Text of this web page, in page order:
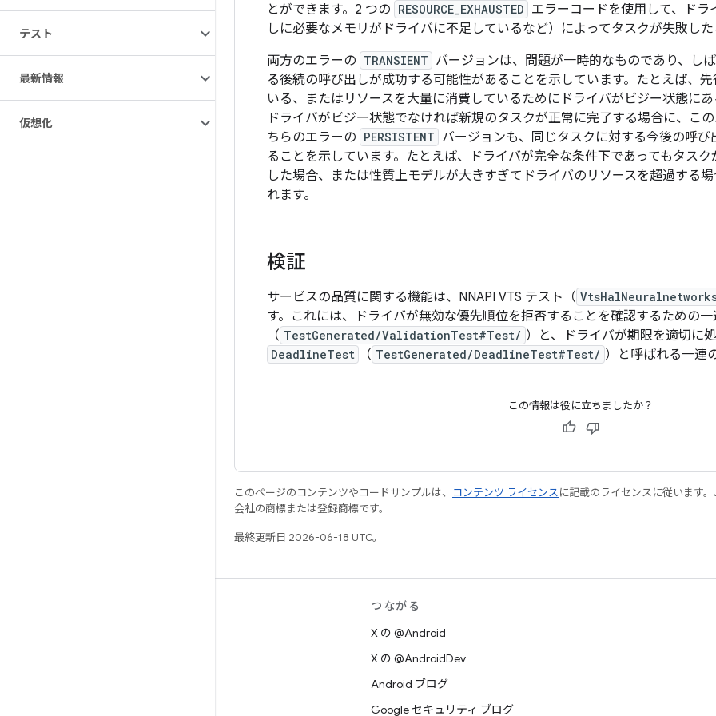
テスト
最新情報
仮想化
とができます。2 つの RESOURCE_EXHAUSTED エラーコードを使用して、ド
しに必要なメモリがドライバに不足しているなど）によってタスクが失敗し
両方のエラーの TRANSIENT バージョンは、問題が一時的なものであり、し
る後続の呼び出しが成功する可能性があることを示しています。たとえば、
いる、またはリソースを大量に消費しているためにドライバがビジー状態に
ドライバがビジー状態でなければ新規のタスクが正常に完了する場合に、こ
ちらのエラーの PERSISTENT バージョンも、同じタスクに対する今後の呼
ることを示しています。たとえば、ドライバが完全な条件下であってもタス
した場合、または性質上モデルが大きすぎてドライバのリソースを超過する
れます。
検証
サービスの品質に関する機能は、NNAPI VTS テスト（
す。これには、ドライバが無効な優先順位を拒否することを確認するための
（ TestGenerated/ValidationTest#Test/ ）と、ドライバが期限を適切に
DeadlineTest （ TestGenerated/DeadlineTest#Test/ ）と呼ばれる一連
この情報は役に立ちましたか？
このページのコンテンツやコードサンプルは、 コンテンツ ライセンスに記載のライセンスに従います
会社の商標または登録商標です。
最終更新日 2026-06-18 UTC。
つながる
X の @Android
X の @AndroidDev
Android ブログ
Google セキュリティ ブログ